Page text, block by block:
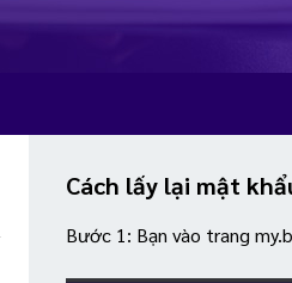
Cách lấy lại mật
Bước 1: Bạn vào trang